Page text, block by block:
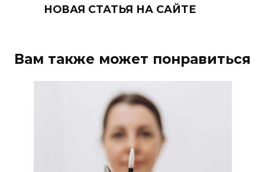
НОВАЯ СТАТЬЯ НА САЙТЕ
Вам также может понравиться